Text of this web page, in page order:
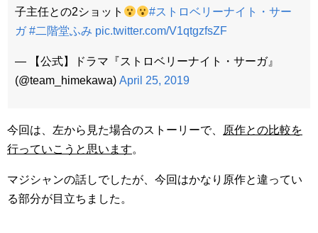
子主任との2ショット
#ストロベリーナイト・サー
ガ #二階堂ふみ pic.twitter.com/V1qtgzfsZF
— 【公式】ドラマ『ストロベリーナイト・サーガ』
(@team_himekawa) April 25, 2019
今回は、左から見た場合のストーリーで、
原作との比較を
行っていこうと思います。
マジシャンの話しでしたが、今回はかなり原作と違ってい
る部分が目立ちました。